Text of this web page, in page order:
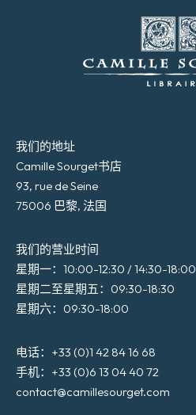
我们的地址
Camille Sourget书店
93, rue de Seine
75006 巴黎, 法国
我们的营业时间
星期一：10:00-12:30 / 14:30-18:00
星期二至星期五：09:30-18:30
星期六：09:30-18:00
电话：+33 (0)1 42 84 16 68
手机：+33 (0)6 13 04 40 72
contact@camillesourget.com